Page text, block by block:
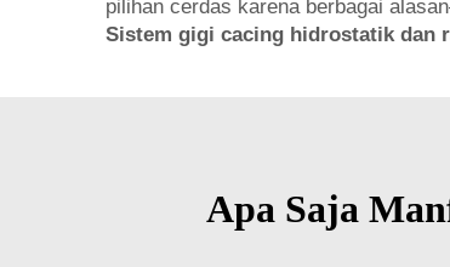
pilihan cerdas karena berbagai
Sistem gigi cacing hidrostatik dan
Apa Saja